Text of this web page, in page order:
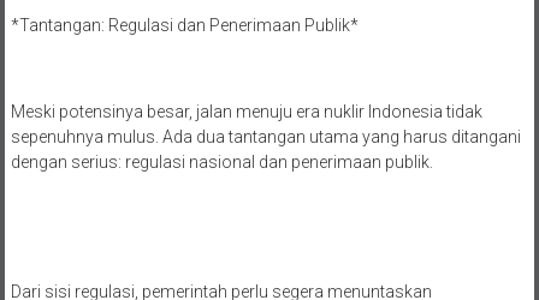
*Tantangan: Regulasi dan Penerimaan Publik*
Meski potensinya besar, jalan menuju era nuklir Indonesia tidak
sepenuhnya mulus. Ada dua tantangan utama yang harus ditangani
dengan serius: regulasi nasional dan penerimaan publik.
Dari sisi regulasi, pemerintah perlu segera menuntaskan